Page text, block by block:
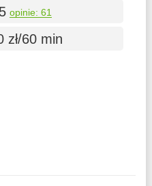
5 opinie: 61
zł/60 min